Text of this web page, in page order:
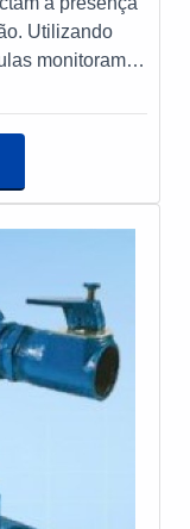
Utilizando
monitoram a
contínua e
pode então
o sistema
acidentes. Sua
industriais onde
térmicos.